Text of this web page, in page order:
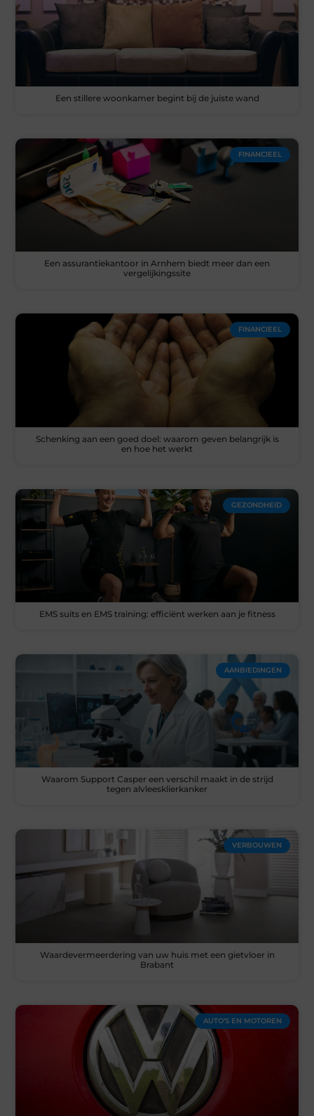
Een stillere woonkamer begint bij de juiste wand
FINANCIEEL
Een assurantiekantoor in Arnhem biedt meer dan een
vergelijkingssite
FINANCIEEL
Schenking aan een goed doel: waarom geven belangrijk is
en hoe het werkt
GEZONDHEID
EMS suits en EMS training: efficiënt werken aan je fitness
AANBIEDINGEN
Waarom Support Casper een verschil maakt in de strijd
tegen alvleesklierkanker
VERBOUWEN
Waardevermeerdering van uw huis met een gietvloer in
Brabant
AUTO’S EN MOTOREN